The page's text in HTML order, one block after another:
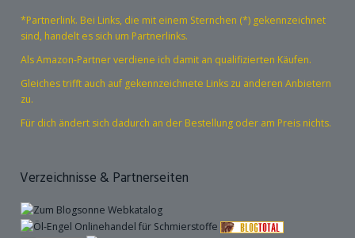
*Partnerlink. Bei Links, die mit einem Sternchen (*) gekennzeichnet
sind, handelt es sich um Partnerlinks.
Als Amazon-Partner verdiene ich damit an qualifizierten Käufen.
Gleiches trifft auch auf gekennzeichnete Links zu anderen Anbietern
zu.
Für dich ändert sich dadurch an der Bestellung oder am Preis nichts.
Verzeichnisse & Partnerseiten